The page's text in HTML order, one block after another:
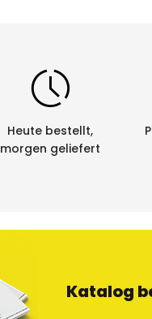
Heute bestellt,
morgen geliefert
Katalog